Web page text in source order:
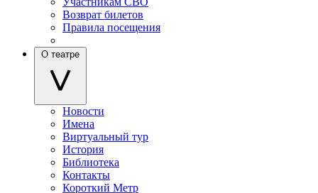
Возврат билетов
Правила посещения
О театре
Новости
Имена
Виртуальный тур
История
Библиотека
Контакты
Короткий Метр